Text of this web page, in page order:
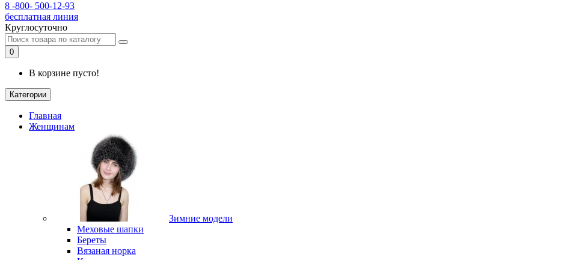
8 -800- 500-12-93
бесплатная линия
Круглосуточно
0
В корзине пусто!
Категории
Главная
Женщинам
Зимние модели
Меховые шапки
Береты
Вязаная норка